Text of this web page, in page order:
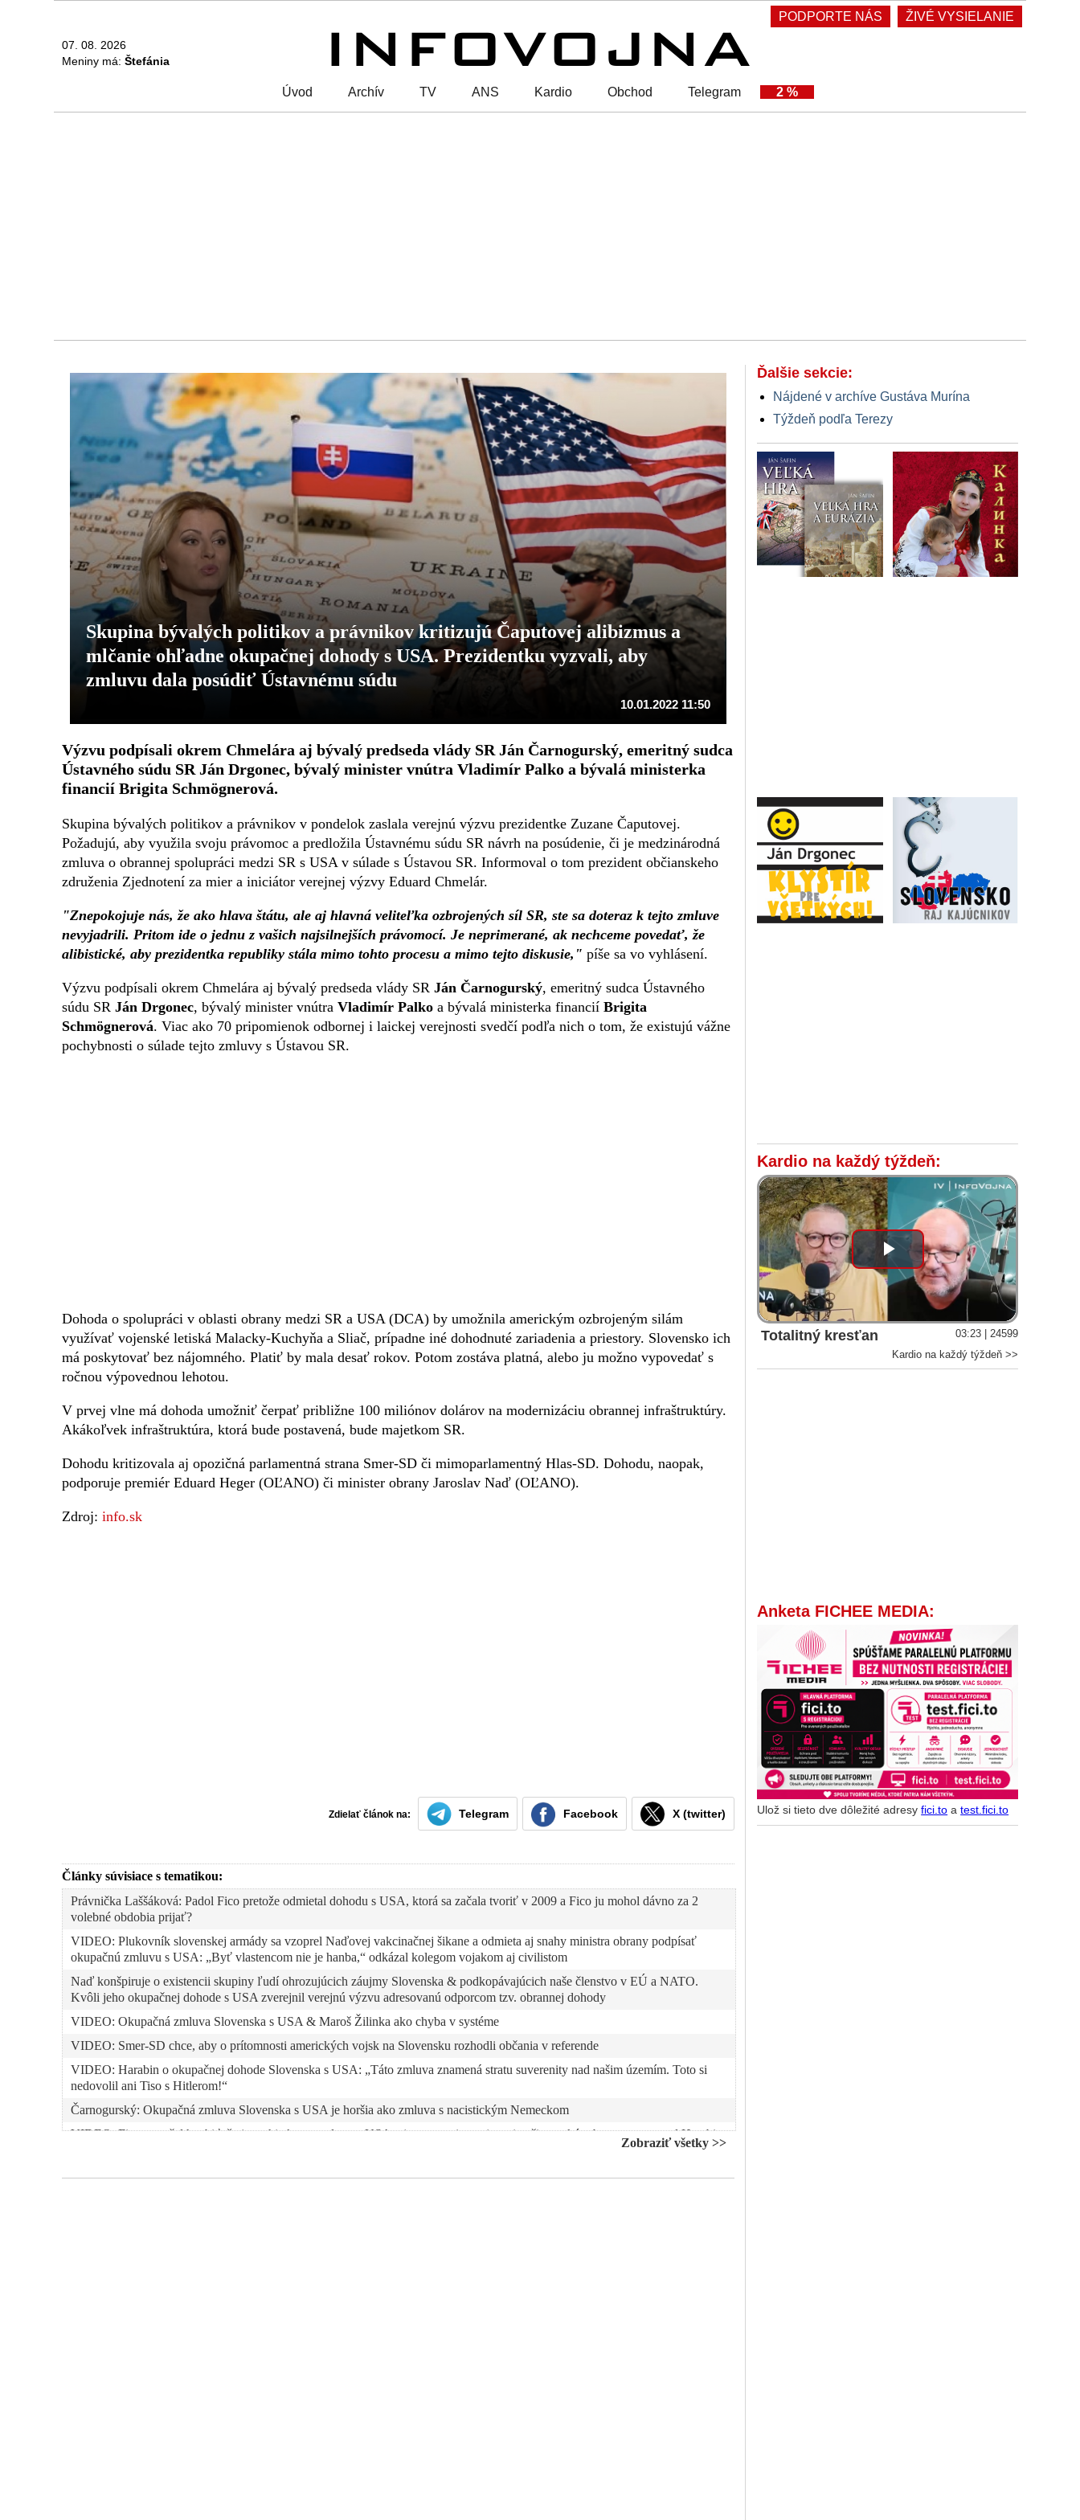
PODPORTE NÁS ŽIVÉ VYSIELANIE
07. 08. 2026
Meniny má: Štefánia
Úvod Archív TV ANS Kardio Obchod Telegram 2 %
Skupina bývalých politikov a právnikov kritizujú Čaputovej alibizmus a
mlčanie ohľadne okupačnej dohody s USA. Prezidentku vyzvali, aby
zmluvu dala posúdiť Ústavnému súdu
10.01.2022 11:50
Výzvu podpísali okrem Chmelára aj bývalý predseda vlády SR Ján Čarnogurský, emeritný sudca
Ústavného súdu SR Ján Drgonec, bývalý minister vnútra Vladimír Palko a bývalá ministerka
financií Brigita Schmögnerová.
Skupina bývalých politikov a právnikov v pondelok zaslala verejnú výzvu prezidentke Zuzane Čaputovej.
Požadujú, aby využila svoju právomoc a predložila Ústavnému súdu SR návrh na posúdenie, či je medzinárodná
zmluva o obrannej spolupráci medzi SR s USA v súlade s Ústavou SR. Informoval o tom prezident občianskeho
združenia Zjednotení za mier a iniciátor verejnej výzvy Eduard Chmelár.
"Znepokojuje nás, že ako hlava štátu, ale aj hlavná veliteľka ozbrojených síl SR, ste sa doteraz k tejto zmluve
nevyjadrili. Pritom ide o jednu z vašich najsilnejších právomocí. Je neprimerané, ak nechceme povedať, že
alibistické, aby prezidentka republiky stála mimo tohto procesu a mimo tejto diskusie," píše sa vo vyhlásení.
Výzvu podpísali okrem Chmelára aj bývalý predseda vlády SR Ján Čarnogurský, emeritný sudca Ústavného
súdu SR Ján Drgonec, bývalý minister vnútra Vladimír Palko a bývalá ministerka financií Brigita
Schmögnerová. Viac ako 70 pripomienok odbornej i laickej verejnosti svedčí podľa nich o tom, že existujú vážne
pochybnosti o súlade tejto zmluvy s Ústavou SR.
Dohoda o spolupráci v oblasti obrany medzi SR a USA (DCA) by umožnila americkým ozbrojeným silám
využívať vojenské letiská Malacky-Kuchyňa a Sliač, prípadne iné dohodnuté zariadenia a priestory. Slovensko ich
má poskytovať bez nájomného. Platiť by mala desať rokov. Potom zostáva platná, alebo ju možno vypovedať s
ročnou výpovednou lehotou.
V prvej vlne má dohoda umožniť čerpať približne 100 miliónov dolárov na modernizáciu obrannej infraštruktúry.
Akákoľvek infraštruktúra, ktorá bude postavená, bude majetkom SR.
Dohodu kritizovala aj opozičná parlamentná strana Smer-SD či mimoparlamentný Hlas-SD. Dohodu, naopak,
podporuje premiér Eduard Heger (OĽANO) či minister obrany Jaroslav Naď (OĽANO).
Zdroj: info.sk
Zdielať článok na: Telegram Facebook X (twitter)
Články súvisiace s tematikou:
Právnička Laššáková: Padol Fico pretože odmietal dohodu s USA, ktorá sa začala tvoriť v 2009 a Fico ju mohol dávno za 2
volebné obdobia prijať?
VIDEO: Plukovník slovenskej armády sa vzoprel Naďovej vakcinačnej šikane a odmieta aj snahy ministra obrany podpísať
okupačnú zmluvu s USA: „Byť vlastencom nie je hanba,“ odkázal kolegom vojakom aj civilistom
Naď konšpiruje o existencii skupiny ľudí ohrozujúcich záujmy Slovenska & podkopávajúcich naše členstvo v EÚ a NATO.
Kvôli jeho okupačnej dohode s USA zverejnil verejnú výzvu adresovanú odporcom tzv. obrannej dohody
VIDEO: Okupačná zmluva Slovenska s USA & Maroš Žilinka ako chyba v systéme
VIDEO: Smer-SD chce, aby o prítomnosti amerických vojsk na Slovensku rozhodli občania v referende
VIDEO: Harabin o okupačnej dohode Slovenska s USA: „Táto zmluva znamená stratu suverenity nad našim územím. Toto si
nedovolil ani Tiso s Hitlerom!“
Čarnogurský: Okupačná zmluva Slovenska s USA je horšia ako zmluva s nacistickým Nemeckom
VIDEO: Fico sa začal hanbiť, že je architektom zmluvy s USA, zjavne namierenej proti našim ruským bratom, reagoval Harabin
Zobraziť všetky >>
Ďalšie sekcie:
Nájdené v archíve Gustáva Murína
Týždeň podľa Terezy
Kardio na každý týždeň:
Play
Video
Totalitný kresťan
03:23 | 24599
Kardio na každý týždeň >>
Anketa FICHEE MEDIA:
Ulož si tieto dve dôležité adresyfici.to atest.fici.to